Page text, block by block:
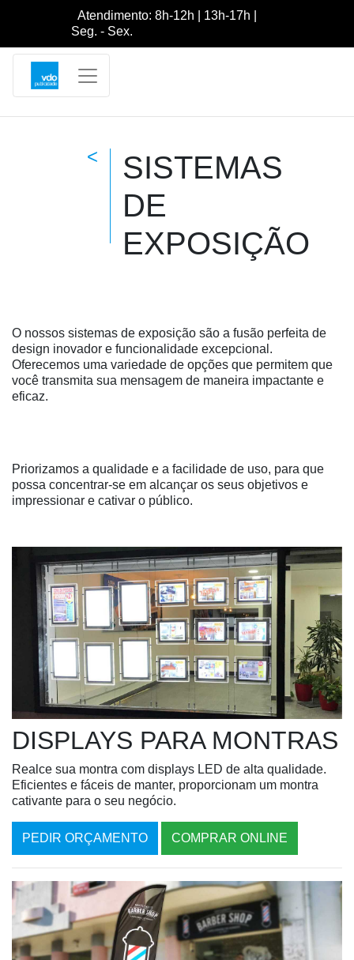
Atendimento: 8h-12h | 13h-17h |
Seg. - Sex.
<
SISTEMAS
DE
EXPOSIÇÃO
O nossos sistemas de exposição são a fusão perfeita de
design inovador e funcionalidade excepcional.
Oferecemos uma variedade de opções que permitem que
você transmita sua mensagem de maneira impactante e
eficaz.
Priorizamos a qualidade e a facilidade de uso, para que
possa concentrar-se em alcançar os seus objetivos e
impressionar e cativar o público.
DISPLAYS PARA MONTRAS
Realce sua montra com displays LED de alta qualidade.
Eficientes e fáceis de manter, proporcionam um montra
cativante para o seu negócio.
PEDIR ORÇAMENTO COMPRAR ONLINE